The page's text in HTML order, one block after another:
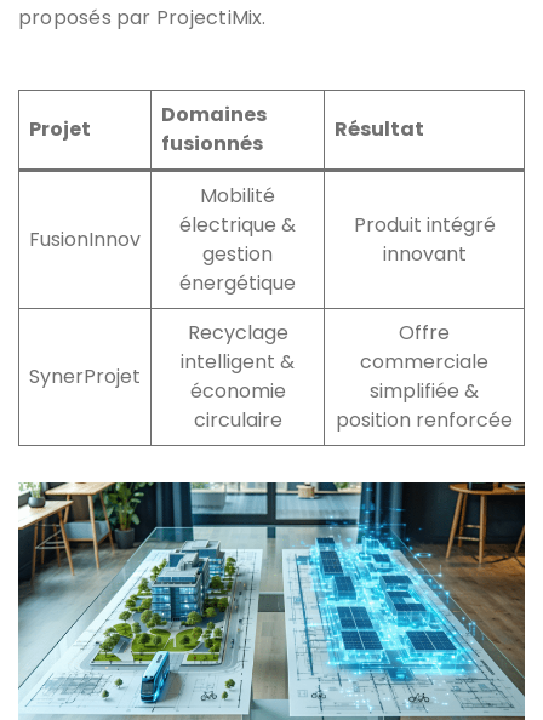
proposés par ProjectiMix.
Projet
Domaines
fusionnés
Résultat
FusionInnov
Mobilité
électrique &
gestion
énergétique
Produit intégré
innovant
SynerProjet
Recyclage
intelligent &
économie
circulaire
Offre
commerciale
simplifiée &
position renforcée